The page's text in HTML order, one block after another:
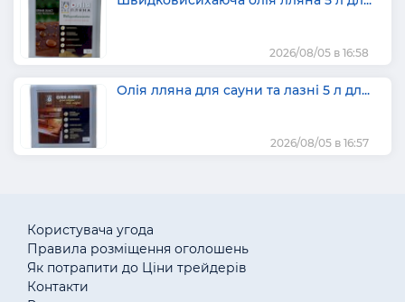
2026/08/05 в 16:58
Олія лляна для сауни та лазні 5 л дл...
2026/08/05 в 16:57
Користувача угода
Правила розміщення оголошень
Як потрапити до Ціни трейдерів
Контакти